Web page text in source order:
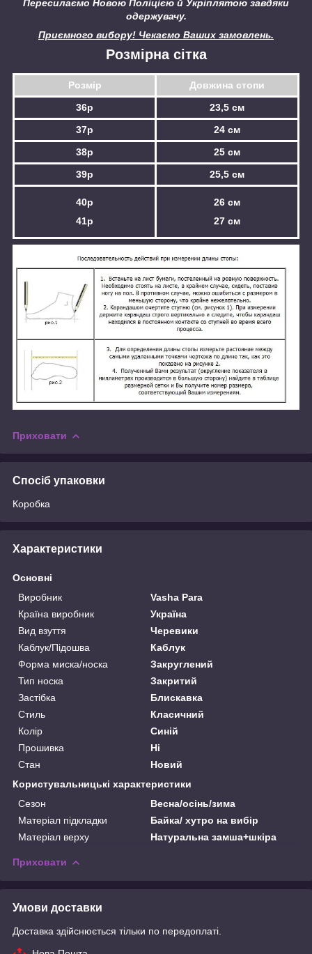
Пересилаємо Новою Поліцією й Укріплятою завдяки
одержувачу.
Приємного вибору! Чекаємо Ваших замовлень.
Розмір Довжина стопи
Розмірна сітка
36р
23,5 см
37р
24 см
38р
25 см
39р
25,5 см
40р
41р
26 см
27 см
Приховати
Спосіб упаковки
Коробка
Характеристики
Основні
Виробник
Vasha Para
Країна виробник
Україна
Вид взуття
Черевики
Каблук/Підошва
Каблук
Форма миска/носка
Закруглений
Тип носка
Закритий
Застібка
Блискавка
Стиль
Класичний
Колір
Синій
Прошивка
Ні
Стан
Новий
Користувальницькі характеристики
Сезон
Весна/осінь/зима
Матеріал підкладки
Байка/ хутро на вибір
Матеріал верху
Натуральна замша+шкіра
Приховати
Умови доставки
Доставка здійснюється тільки по передоплаті.